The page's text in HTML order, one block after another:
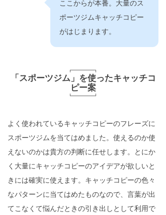
ここからが本番。大量のス
ポーツジムキャッチコピー
がはじまります。
「スポーツジム」を使ったキャッチコ
ピー案
よく使われているキャッチコピーのフレーズに
スポーツジムを当てはめました。使えるのか使
えないのかは貴方の判断に任せします。とにか
く大量にキャッチコピーのアイデアが欲しいと
きには確実に使えます。キャッチコピーの色々
なパターンに当てはめたものなので、言葉が出
てこなくて悩んだときの引き出しとして利用で